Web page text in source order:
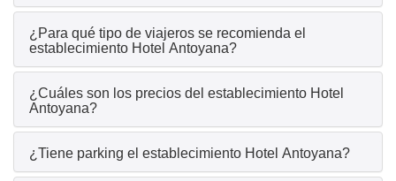
¿Para qué tipo de viajeros se recomienda el
establecimiento Hotel Antoyana?
¿Cuáles son los precios del establecimiento Hotel
Antoyana?
¿Tiene parking el establecimiento Hotel Antoyana?